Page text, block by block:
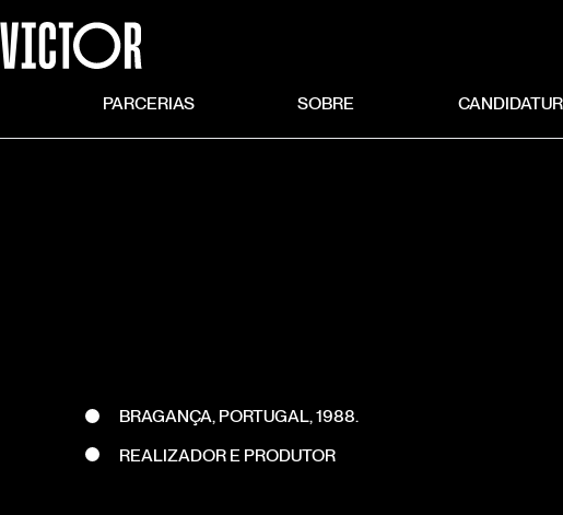
PARCERIAS SOBRE
BRAGANÇA, PORTUGAL, 1988.
REALIZADOR E PRODUTOR